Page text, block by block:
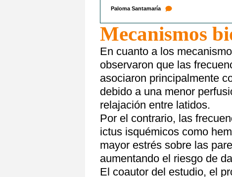
Paloma Santamaría
Mecanismos
En cuanto a los
observaron que las
asociaron principalmente
debido a una menor
relajación entre latidos.
Por el contrario, las
ictus isquémicos como
mayor estrés sobre las
aumentando el riesgo de
El coautor del estudio, el